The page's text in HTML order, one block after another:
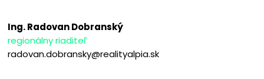
Ing. Radovan Dobranský
regionálny riaditeľ
radovan.dobransky@realityalpia.sk